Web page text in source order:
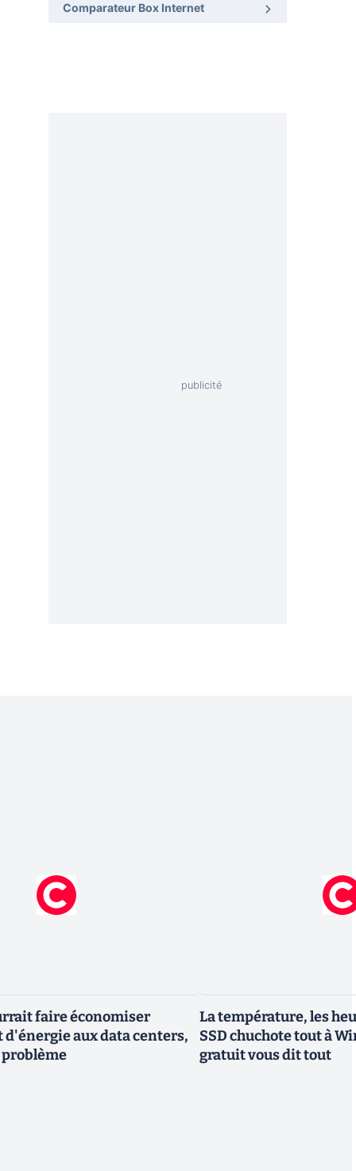
Comparateur Box Internet
faire économiser
aux data centers,
problème
La température, les
SSD chuchote tout à
gratuit vous dit tout